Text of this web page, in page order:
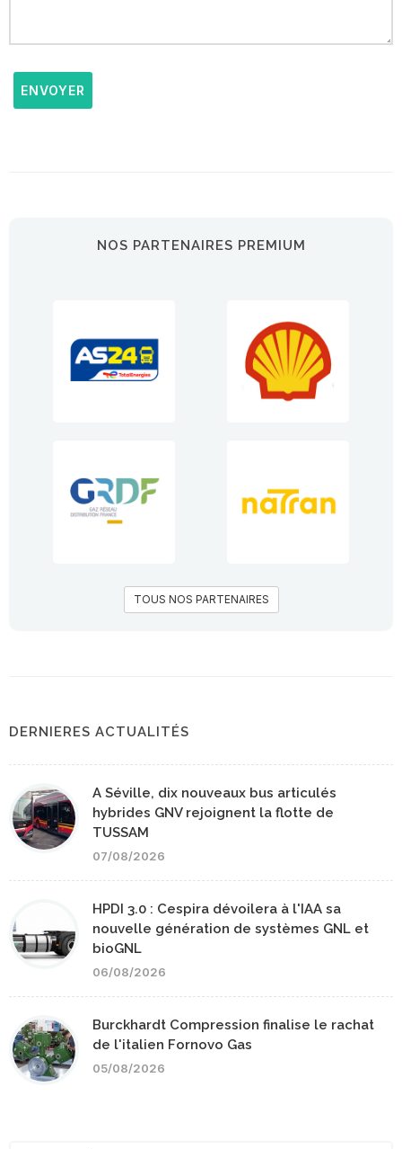
ENVOYER
NOS PARTENAIRES PREMIUM
TOUS NOS PARTENAIRES
DERNIERES ACTUALITÉS
A Séville, dix nouveaux bus articulés
hybrides GNV rejoignent la flotte de
TUSSAM
07/08/2026
HPDI 3.0 : Cespira dévoilera à l'IAA sa
nouvelle génération de systèmes GNL et
bioGNL
06/08/2026
Burckhardt Compression finalise le rachat
de l'italien Fornovo Gas
05/08/2026